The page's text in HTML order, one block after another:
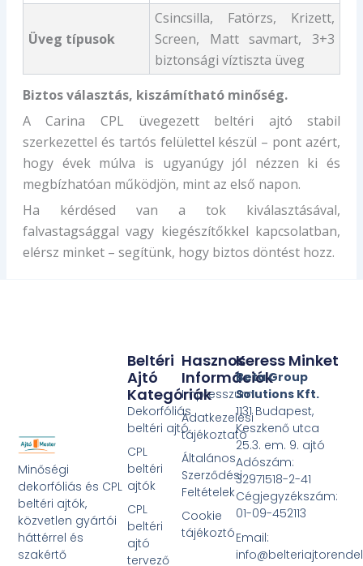
Üveg típusok
Csincsilla, Fatörzs, Krizett,
Screen, Matt savmart, 3+3
biztonsági víztiszta üveg
Biztos választás, kiszámítható minőség.
A Carina CPL üvegezett beltéri ajtó stabil
szerkezettel és tartós felülettel készül – pont azért,
hogy évek múlva is ugyanúgy jól nézzen ki és
megbízhatóan működjön, mint az első napon.
Ha kérdésed van a tok kiválasztásával,
falvastagsággal vagy kiegészítőkkel kapcsolatban,
elérsz minket – segítünk, hogy biztos döntést hozz.
Minőségi
dekorfóliás és CPL
beltéri ajtók,
közvetlen gyártói
háttérrel és
szakértő
Hasznos
Információk
Impresszum
Adatkezelési
tájékoztató
Általános
Szerződési
Feltételek
Cookie
tájékoztó
Beltéri
Ajtó
Kategóriák
Dekorfóliás
beltéri ajtó
CPL
beltéri
ajtók
CPL
beltéri
ajtó
tervező
Keress Minket
Beta Group
Solutions Kft.
1131 Budapest,
Keszkenő utca
25.3. em. 9. ajtó
Adószám:
32971518-2-41
Cégjegyzékszám:
01-09-452113
Email: